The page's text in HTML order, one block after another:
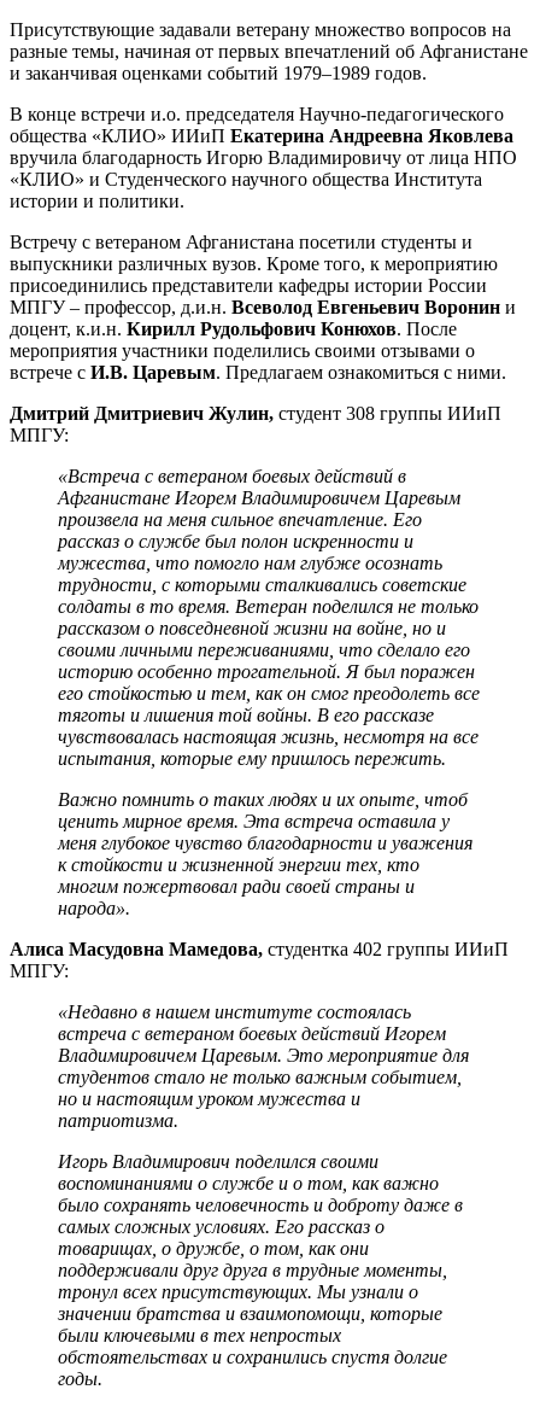
Присутствующие задавали ветерану множество вопросов на
разные темы, начиная от первых впечатлений об Афганистане
и заканчивая оценками событий 1979–1989 годов.
В конце встречи и.о. председателя Научно-педагогического
общества «КЛИО» ИИиП Екатерина Андреевна Яковлева
вручила благодарность Игорю Владимировичу от лица НПО
«КЛИО» и Студенческого научного общества Института
истории и политики.
Встречу с ветераном Афганистана посетили студенты и
выпускники различных вузов. Кроме того, к мероприятию
присоединились представители кафедры истории России
МПГУ – профессор, д.и.н. Всеволод Евгеньевич Воронин и
доцент, к.и.н. Кирилл Рудольфович Конюхов. После
мероприятия участники поделились своими отзывами о
встрече с И.В. Царевым. Предлагаем ознакомиться с ними.
Дмитрий Дмитриевич Жулин, студент 308 группы ИИиП
МПГУ:
«Встреча с ветераном боевых действий в
Афганистане Игорем Владимировичем Царевым
произвела на меня сильное впечатление. Его
рассказ о службе был полон искренности и
мужества, что помогло нам глубже осознать
трудности, с которыми сталкивались советские
солдаты в то время. Ветеран поделился не только
рассказом о повседневной жизни на войне, но и
своими личными переживаниями, что сделало его
историю особенно трогательной. Я был поражен
его стойкостью и тем, как он смог преодолеть все
тяготы и лишения той войны. В его рассказе
чувствовалась настоящая жизнь, несмотря на все
испытания, которые ему пришлось пережить.
Важно помнить о таких людях и их опыте, чтоб
ценить мирное время. Эта встреча оставила у
меня глубокое чувство благодарности и уважения
к стойкости и жизненной энергии тех, кто
многим пожертвовал ради своей страны и
народа».
Алиса Масудовна Мамедова, студентка 402 группы ИИиП
МПГУ:
«Недавно в нашем институте состоялась
встреча с ветераном боевых действий Игорем
Владимировичем Царевым. Это мероприятие для
студентов стало не только важным событием,
но и настоящим уроком мужества и
патриотизма.
Игорь Владимирович поделился своими
воспоминаниями о службе и о том, как важно
было сохранять человечность и доброту даже в
самых сложных условиях. Его рассказ о
товарищах, о дружбе, о том, как они
поддерживали друг друга в трудные моменты,
тронул всех присутствующих. Мы узнали о
значении братства и взаимопомощи, которые
были ключевыми в тех непростых
обстоятельствах и сохранились спустя долгие
годы.